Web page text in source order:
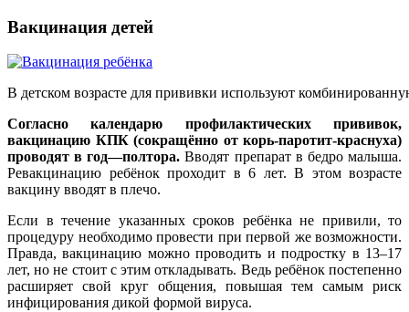
Вакцинация детей
В детском возрасте для прививки используют
Согласно календарю профилактических прививок,
вакцинацию КПК (сокращённо от корь-паротит-краснуха)
проводят в год—полтора. Вводят препарат в бедро малыша.
Ревакцинацию ребёнок проходит в 6 лет. В этом возрасте
вакцину вводят в плечо.
Если в течение указанных сроков ребёнка не привили, то
процедуру необходимо провести при первой же возможности.
Правда, вакцинацию можно проводить и подростку в 13–17
лет, но не стоит с этим откладывать. Ведь ребёнок постепенно
расширяет свой круг общения, повышая тем самым риск
инфицирования дикой формой вируса.